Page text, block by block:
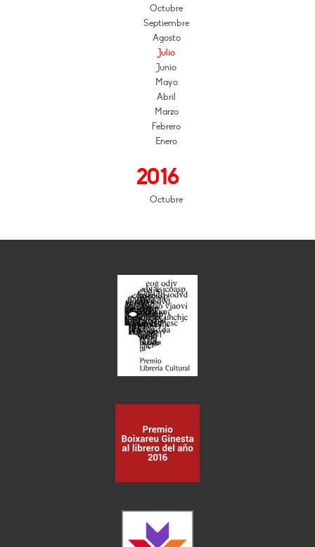
Octubre
Septiembre
Agosto
Julio
Junio
Mayo
Abril
Marzo
Febrero
Enero
2016
Octubre